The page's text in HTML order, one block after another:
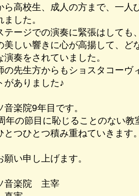
ら高校生、成人の方まで、一人
した。
テージでの演奏に緊張はしても
美しい響きに心が高揚して、ど
演奏をされていました。
の先生方からもショスタコーヴ
がありました♪
音楽院9年目です。
年の節目に恥じることのない教
とつひとつ積み重ねていきます
願い申し上げます。
音楽院 主宰